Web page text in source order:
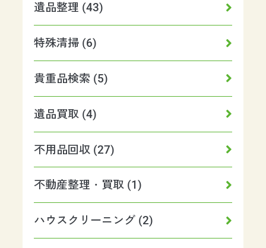
遺品整理 (43)
特殊清掃 (6)
貴重品検索 (5)
遺品買取 (4)
不用品回収 (27)
不動産整理・買取 (1)
ハウスクリーニング (2)